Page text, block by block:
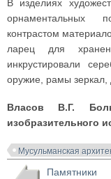
В изделиях
орнаментальных
контрастом
ларец для
инкрустировали
оружие, рамы зеркал,
Власов В.Г.
изобразительного
Мусульманская
Памятники